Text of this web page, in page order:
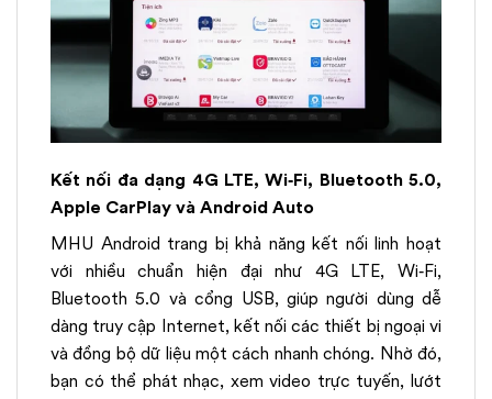
Kết nối đa dạng 4G LTE, Wi‑Fi, Bluetooth 5.0,
Apple CarPlay và Android Auto
MHU Android trang bị khả năng kết nối linh hoạt
với nhiều chuẩn hiện đại như 4G LTE, Wi‑Fi,
Bluetooth 5.0 và cổng USB, giúp người dùng dễ
dàng truy cập Internet, kết nối các thiết bị ngoại vi
và đồng bộ dữ liệu một cách nhanh chóng. Nhờ đó,
bạn có thể phát nhạc, xem video trực tuyến, lướt